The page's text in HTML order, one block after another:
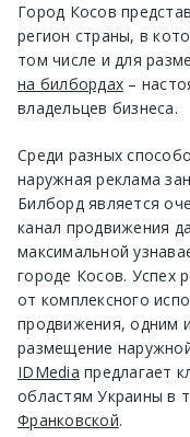
Город Косов
регион страны, в
том числе и для
на билбордах –
владельцев бизнеса.
Среди разных
наружная реклама
Билборд является
канал продвижения
максимальной
городе Косов. Успех
от комплексного
продвижения, одним
размещение
IDMedia предлагает
областям Украины в
Франковской.